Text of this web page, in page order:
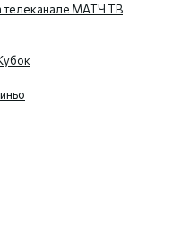
телеканале МАТЧ ТВ